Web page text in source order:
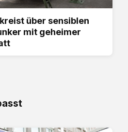
über sensiblen
mit geheimer